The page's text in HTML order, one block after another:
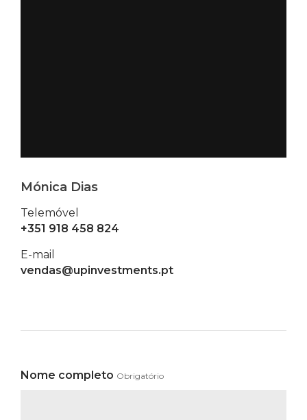
Mónica Dias
Telemóvel
+351 918 458 824
E-mail
vendas@upinvestments.pt
Nome completo Obrigatório